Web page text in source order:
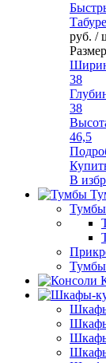
руб. /
38
38
46,5
В